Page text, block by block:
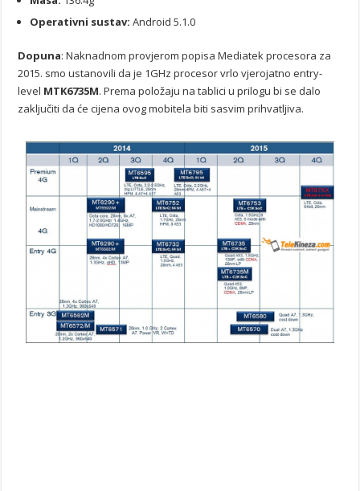
Operativni sustav: Android 5.1.0
Dopuna: Naknadnom provjerom popisa Mediatek procesora za
2015. smo ustanovili da je 1GHz procesor vrlo vjerojatno entry-
level MTK6735M. Prema položaju na tablici u prilogu bi se dalo
zaključiti da će cijena ovog mobitela biti sasvim prihvatljiva.